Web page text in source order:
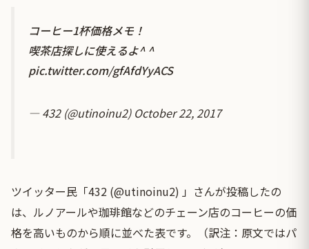
コーヒー1杯価格メモ！
喫茶店探しに使えるよ^ ^
pic.twitter.com/gfAfdYyACS
— 432 (@utinoinu2) October 22, 2017
ツイッター民「432 (@utinoinu2) 」さんが投稿したの
は、ルノアールや珈琲館などのチェーン店のコーヒーの価
格を高いものから順に並べた表です。（訳注：原文ではパ